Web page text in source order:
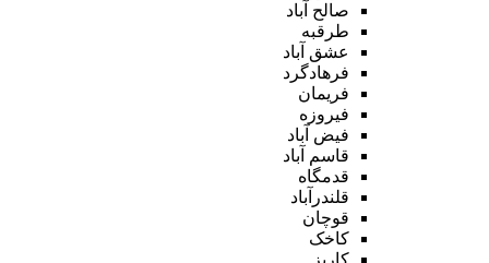
صالح آباد
طرقبه
عشق آباد
فرهادگرد
فریمان
فیروزه
فیض آباد
قاسم آباد
قدمگاه
قلندرآباد
قوچان
کاخک
کاریز